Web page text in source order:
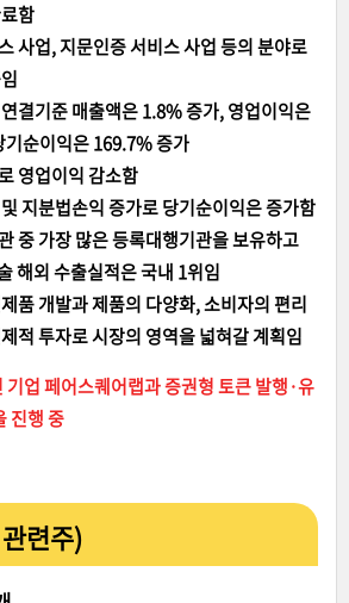
함
사업, 지문인증 서비스 사업 등의 분야로
결기준 매출액은 1.8% 증가, 영업이익은
순이익은 169.7% 증가
영업이익 감소함
지분법손익 증가로 당기순이익은 증가함
중 가장 많은 등록대행기관을 보유하고
해외 수출실적은 국내 1위임
품 개발과 제품의 다양화, 소비자의 편리
적 투자로 시장의 영역을 넓혀갈 계획임
기업 페어스퀘어랩과 증권형 토큰 발행·유
진행 중
련주)